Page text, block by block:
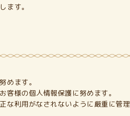
ます。
めます。
様の個人情報保護に努めます。
な利用がなされないように厳重に管理